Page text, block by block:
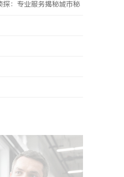
探：专业服务揭秘城市秘